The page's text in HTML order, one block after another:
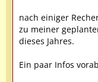
nach einiger
zu meiner
dieses Jahres.
Ein paar Infos